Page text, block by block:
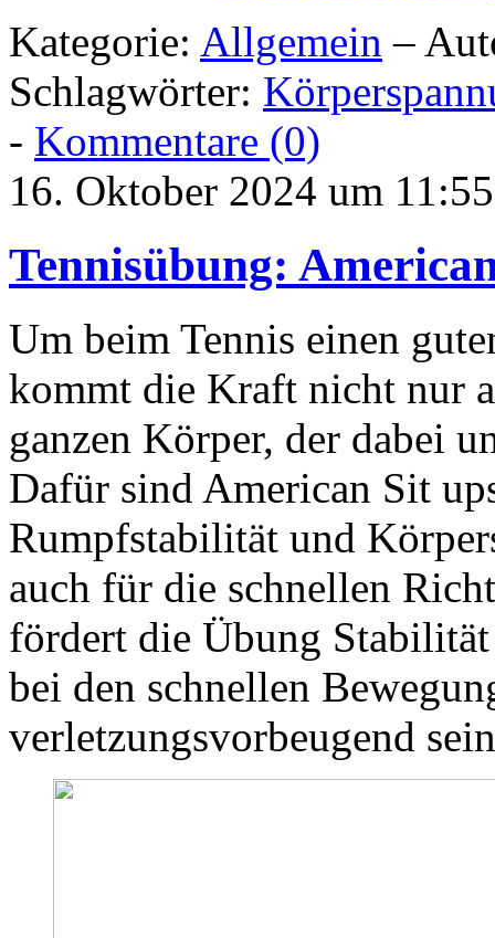
Kategorie: Allgemein –
Schlagwörter:
- Kommentare (0)
16. Oktober 2024 um 11:55
Tennisübung:
Um beim Tennis einen
kommt die Kraft nicht nur
ganzen Körper, der dabei
Dafür sind American Sit
Rumpfstabilität und
auch für die schnellen
fördert die Übung
bei den schnellen
verletzungsvorbeugend